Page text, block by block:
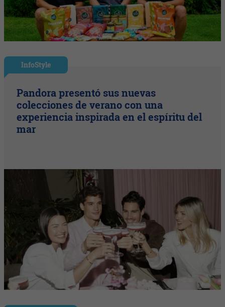
InfoStyle
Pandora presentó sus nuevas
colecciones de verano con una
experiencia inspirada en el espíritu del
mar